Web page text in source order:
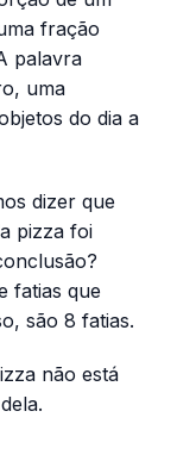
fração
palavra
uma
do dia a
dizer que
pizza foi
fatias que
são 8 fatias.
não está
dela.